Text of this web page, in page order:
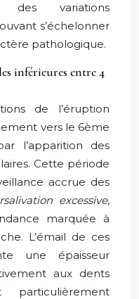
des variations
s’échelonner
pathologique.
inférieures entre 4
de l’éruption
vers le 6ème
l’apparition des
Cette période
accrue des
excessive,
marquée à
L’émail de ces
une épaisseur
aux dents
particulièrement